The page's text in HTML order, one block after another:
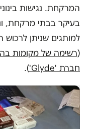
המרקחת. נגישות
בעיקר בבתי מרקחת,
למותגים שניתן לרכוש
(רשימה של מקומות
חברת 'Glyde'
).